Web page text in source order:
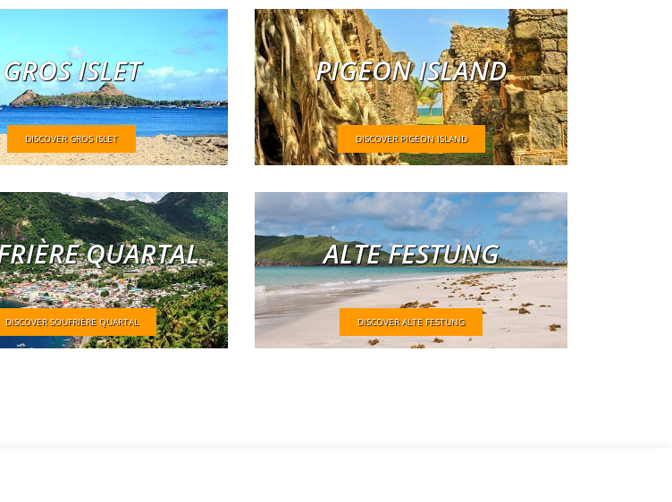
GROS ISLET
DISCOVER GROS ISLET
PIGEON ISLAND
DISCOVER PIGEON ISLAND
QUARTAL
DISCOVER SOUFRIÈRE QUARTAL
ALTE FESTUNG
DISCOVER ALTE FESTUNG